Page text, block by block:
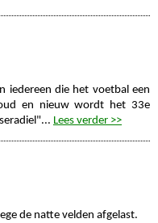
iedereen die het voetbal een
en nieuw wordt het 33e
Lees verder >>
de natte velden afgelast.